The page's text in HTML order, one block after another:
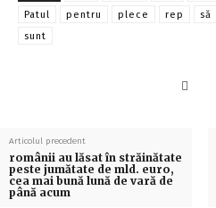
Patul
pentru plece rep să
sunt
Articolul precedent
românii au lăsat în străinătate
peste jumătate de mld. euro,
cea mai bună lună de vară de
până acum